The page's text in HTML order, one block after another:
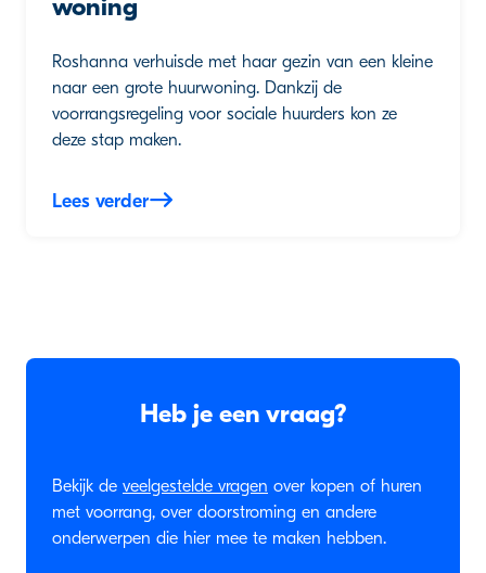
woning
Roshanna verhuisde met haar gezin van een kleine
naar een grote huurwoning. Dankzij de
voorrangsregeling voor sociale huurders kon ze
deze stap maken.
Lees verder
Heb je een vraag?
Bekijk de veelgestelde vragen over kopen of huren
met voorrang, over doorstroming en andere
onderwerpen die hier mee te maken hebben.